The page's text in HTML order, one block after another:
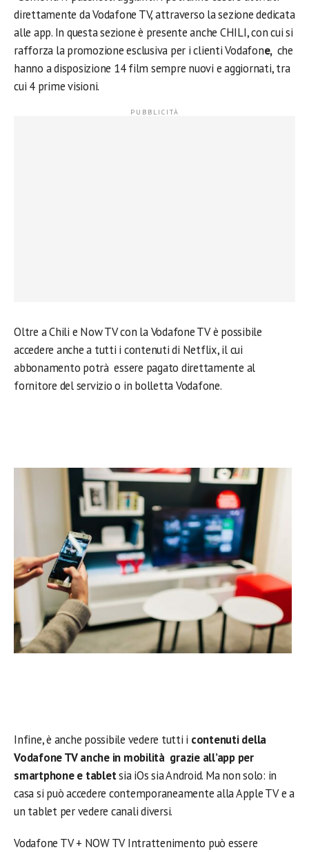
direttamente da Vodafone TV, attraverso la sezione dedicata
alle app. In questa sezione è presente anche CHILI, con cui si
rafforza la promozione esclusiva per i clienti Vodafone, che
hanno a disposizione 14 film sempre nuovi e aggiornati, tra
cui 4 prime visioni.
Oltre a Chili e Now TV con la Vodafone TV è possibile
accedere anche a tutti i contenuti di Netflix, il cui
abbonamento potrà essere pagato direttamente al
fornitore del servizio o in bolletta Vodafone.
Infine, è anche possibile vedere tutti i contenuti della
Vodafone TV anche in mobilità grazie all’app per
smartphone e tabletsia iOs sia Android. Ma non solo: in
casa si può accedere contemporaneamente alla Apple TV e a
un tablet per vedere canali diversi.
Vodafone TV + NOW TV Intrattenimento può essere